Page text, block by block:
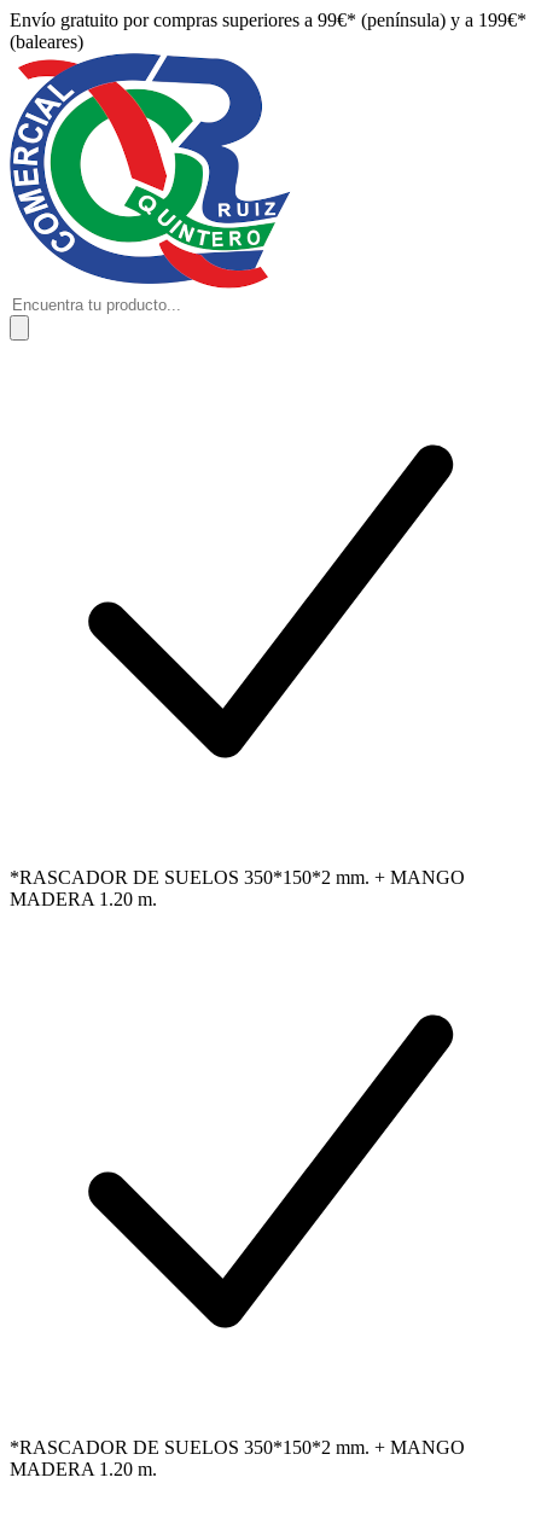
Envío gratuito por compras superiores a 99€* (península) y a 199€*
(baleares)
*RASCADOR DE SUELOS 350*150*2 mm. + MANGO
MADERA 1.20 m.
*RASCADOR DE SUELOS 350*150*2 mm. + MANGO
MADERA 1.20 m.